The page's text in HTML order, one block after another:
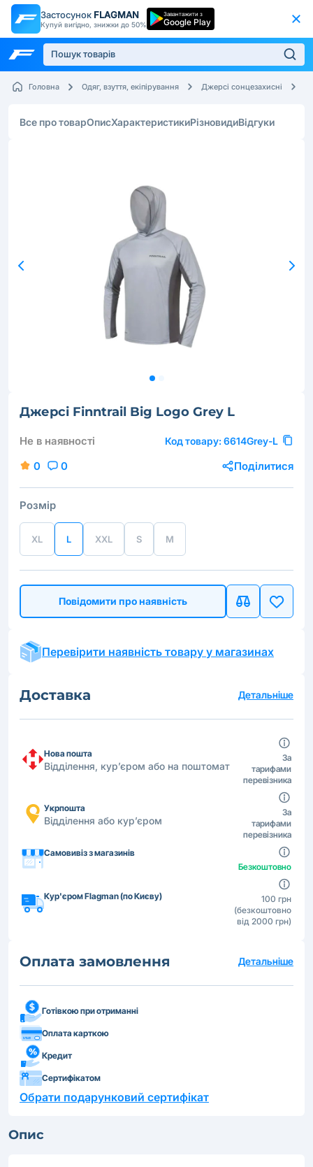
Застосунок FLAGMAN
Купуй вигідно, знижки до 50%
Завантажити з
Google Play
Головна Одяг, взуття, екіпірування Джерсі сонцезахисні
Все про товарОписХарактеристикиРізновидиВідгуки
Джерсі Finntrail Big Logo Grey L
Не в наявності Код товару: 6614Grey-L
0 0 Поділитися
Розмір
XL L XXL S M
Повідомити про наявність
Перевірити наявність товару у магазинах
Доставка Детальніше
Нова пошта
Відділення, кур’єром або на поштомат
За
тарифами
перевізника
Укрпошта
Відділення або кур’єром
За
тарифами
перевізника
Самовивіз з магазинів
Безкоштовно
Кур'єром Flagman (по Києву)
100 грн
(безкоштовно
від 2000 грн)
Оплата замовлення Детальніше
Готівкою при отриманні
Оплата карткою
Кредит
Сертифікатом
Обрати подарунковий сертифікат
Опис